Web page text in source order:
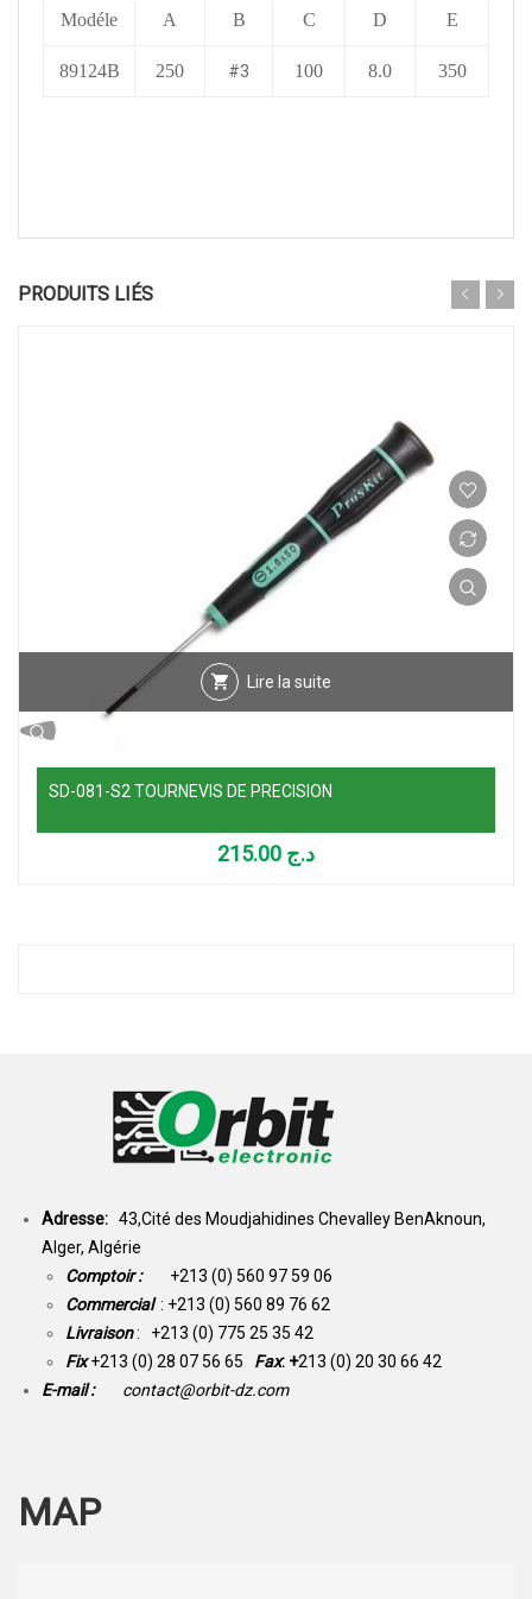
Modéle A B C D E
89124B 250 #3 100 8.0 350
PRODUITS LIÉS
Lire la suite
SD-081-S2 TOURNEVIS DE PRECISION
د.ج
Adresse: 43,Cité des Moudjahidines Chevalley BenAknoun,
Alger, Algérie
Comptoir : +213 (0) 560 97 59 06
Commercial : +213 (0) 560 89 76 62
Livraison: +213 (0) 775 25 35 42
Fix +213 (0) 28 07 56 65 Fax: +213 (0) 20 30 66 42
E-mail :
contact@orbit-dz.com
MAP